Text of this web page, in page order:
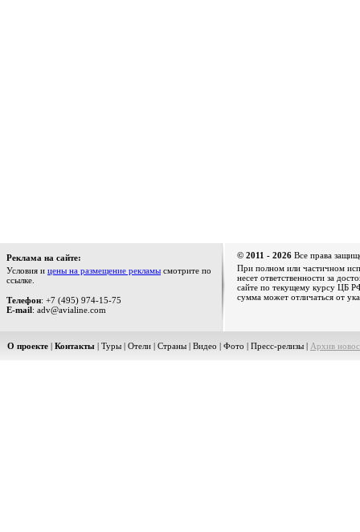
Реклама на сайте:
Условия и цены на размещение рекламы смотрите по
ссылке.
Телефон: +7 (495) 974-15-75
E-mail: adv@avialine.com
© 2011 - 2026 Все права
При полном или частичном
несет ответственности за
сайте по текущему курсу ЦБ
сумма может отличаться от
О проекте | Контакты | Туры | Отели | Страны | Видео | Фото | Пресс-релизы | Архив